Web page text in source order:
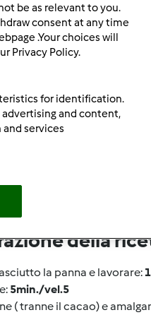
della
la panna e lavorare:
5min./vel.5
( tranne il cacao) e
be as relevant to you.
consent at any time
.Your choices will
Privacy Policy.
for identification.
and content,
services